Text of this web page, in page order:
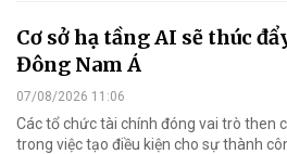
Cơ sở hạ tầng AI sẽ thúc
Đông Nam Á
07/08/2026 11:06
Các tổ chức tài chính đóng vai trò then
trong việc tạo điều kiện cho sự thành